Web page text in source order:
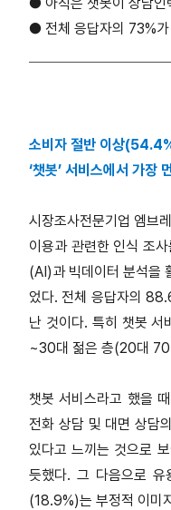
● 아직은 챗봇이 상담인
● 전체 응답자의 73%
소비자 절반 이상
‘챗봇’ 서비스에서 가장
시장조사전문기업 엠브
이용과 관련한 인식 조
(AI)과 빅데이터 분석을
었다. 전체 응답자의
난 것이다. 특히 챗봇
~30대 젊은 층(20대
챗봇 서비스라고 했을
전화 상담 및 대면 상담
있다고 느끼는 것으로
듯했다. 그 다음으로
(18.9%)는 부정적 이미